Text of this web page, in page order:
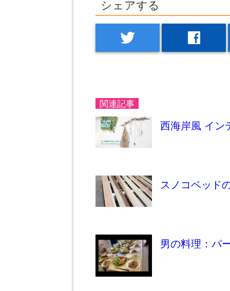
シェアする
twitter facebook
関連記事
西海岸風 イン
スノコベッド
男の料理：パ